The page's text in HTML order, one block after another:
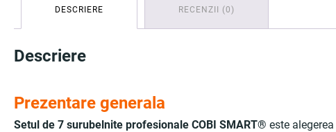
DESCRIERE RECENZII (0)
Descriere
Prezentare generala
Setul de 7 surubelnite profesionale COBI SMART® este